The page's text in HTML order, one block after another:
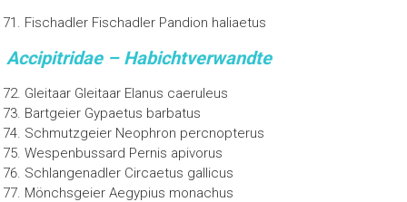
Fischadler Fischadler Pandion haliaetus
Accipitridae – Habichtverwandte
Gleitaar Gleitaar Elanus caeruleus
Bartgeier Gypaetus barbatus
Schmutzgeier Neophron percnopterus
Wespenbussard Pernis apivorus
Schlangenadler Circaetus gallicus
Mönchsgeier Aegypius monachus